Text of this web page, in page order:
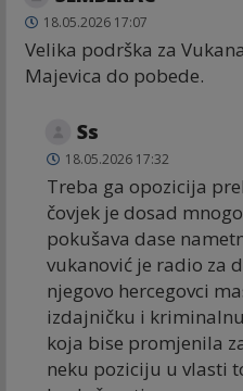
18.05.2026 17:07
Velika podrška za
Majevica do pobede.
Ss
18.05.2026 17:32
Treba ga opozicija
čovjek je dosad
pokušava dase
vukanović je radio za
njegovo hercegovci
izdajničku i
koja bise promjenila
neku poziciju u vlasti